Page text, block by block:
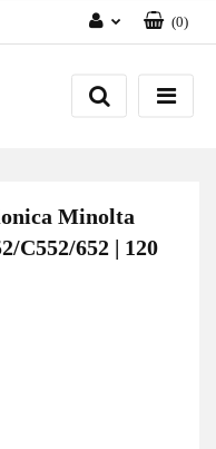
Zaloguj się
Załóż konto
(0)
Minolta
C552/652 | 120